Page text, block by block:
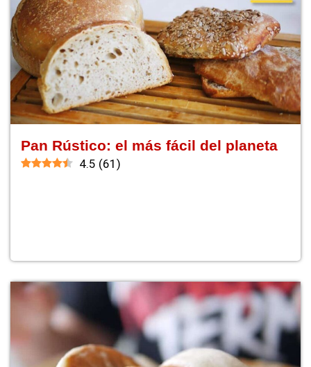
Pan Rústico: el más fácil del planeta
4.5 (61 )